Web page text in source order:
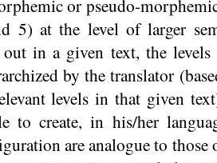
or pseudo-
5) at the level of larger
in a given text, the
by the translator
levels in that given
to create, in his/her
are analogue to those